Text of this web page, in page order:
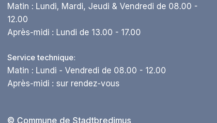
Matin : Lundi, Mardi, Jeudi & Vendredi de 08.00 -
12.00
Après-midi : Lundi de 13.00 - 17.00
Service technique:
Matin : Lundi - Vendredi de 08.00 - 12.00
Après-midi : sur rendez-vous
© Commune de Stadtbredimus